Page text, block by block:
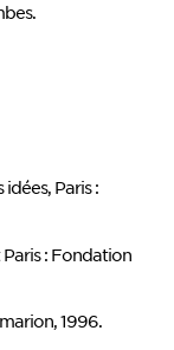
Paris :
: Fondation
1996.